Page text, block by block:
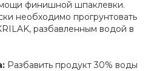
финишной шпаклевки.
необходимо прогрунтовать
разбавленным водой в
Разбавить продукт 30% воды